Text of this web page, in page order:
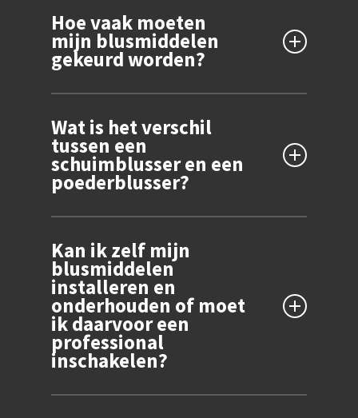
af van de grootte en indeling van het pand.
Het Bouwbesluit geeft hier richtlijnen voor.
Hoe vaak moeten
mijn blusmiddelen
gekeurd worden?
onderhouden worden volgens de NEN 2559-
norm.
Wat is het verschil
tussen een
schuimblusser en een
poederblusser?
stoffen en vloeistoffen, terwijl een
poederblusser geschikt is voor vaste
stoffen, vloeistoffen en gassen.
Kan ik zelf mijn
blusmiddelen
installeren en
onderhouden of moet
ik daarvoor een
professional
inschakelen?